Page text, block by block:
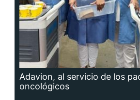
Adavion, al servicio de los
oncológicos